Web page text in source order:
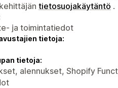
tietosuojakäytäntö .
ja toimintatiedot
tietoja:
tietoja:
alennukset, Shopify